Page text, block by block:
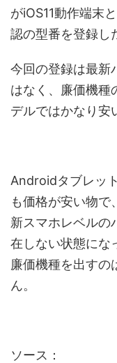
がiOS11動作端末
認の型番を登録し
今回の登録は最新
はなく、廉価機種
デルではかなり安
Androidタブレッ
も価格が安い物で
新スマホレベルの
在しない状態にな
廉価機種を出すの
ん。
ソース：